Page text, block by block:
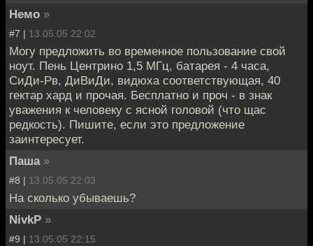
Немо »
#7 | 13.05.05 22:02
Могу предложить во временное пользование свой
ноут. Пень Центрино 1,5 МГц, батарея - 4 часа,
СиДи-Рв, ДиВиДи, видюха соответствующая, 40
гектар хард и прочая. Бесплатно и проч - в знак
уважения к человеку с ясной головой (что щас
редкость). Пишите, если это предложение
заинтересует.
Паша »
#8 | 13.05.05 22:03
На сколько убываешь?
NivkP »
#9 | 13.05.05 22:15